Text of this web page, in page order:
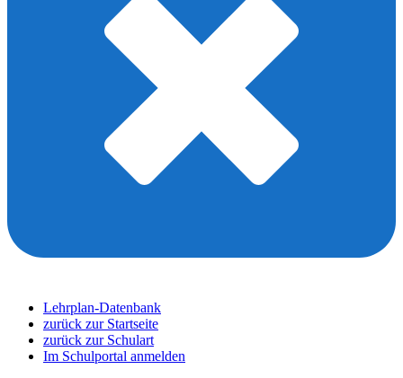
Lehrplan-Datenbank
zurück zur Startseite
zurück zur Schulart
Im Schulportal anmelden